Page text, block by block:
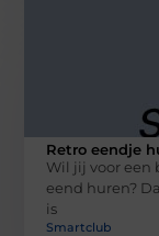
Retro eendje
Wil jij voor een
eend huren?
is
Smartclub